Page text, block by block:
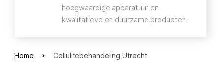
hoogwaardige apparatuur en
kwalitatieve en duurzame producten.
Home Cellulitebehandeling Utrecht